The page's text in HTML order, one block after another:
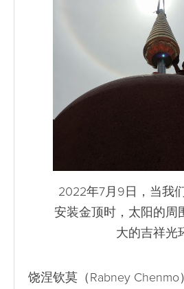
2022年7月9日，当我
安装金顶时，太阳的周
大的吉祥光
饶涅钦莫（Rabney